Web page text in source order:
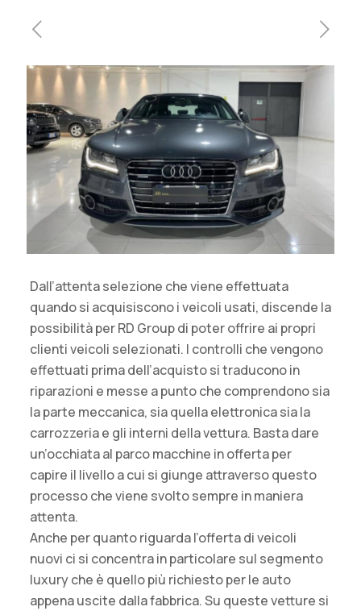
Dall’attenta selezione che viene effettuata
quando si acquisiscono i veicoli usati, discende la
possibilità per RD Group di poter offrire ai propri
clienti veicoli selezionati. I controlli che vengono
effettuati prima dell’acquisto si traducono in
riparazioni e messe a punto che comprendono sia
la parte meccanica, sia quella elettronica sia la
carrozzeria e gli interni della vettura. Basta dare
un’occhiata al parco macchine in offerta per
capire il livello a cui si giunge attraverso questo
processo che viene svolto sempre in maniera
attenta.
Anche per quanto riguarda l’offerta di veicoli
nuovi ci si concentra in particolare sul segmento
luxury che è quello più richiesto per le auto
appena uscite dalla fabbrica. Su queste vetture si